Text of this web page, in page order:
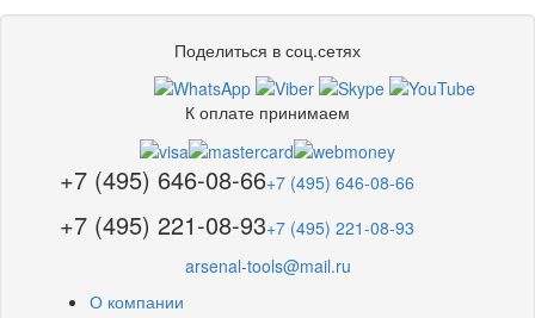
Поделиться в соц.сетях
К оплате принимаем
+7 (495) 646-08-66+7 (495) 646-08-66
+7 (495) 221-08-93+7 (495) 221-08-93
arsenal-tools@mail.ru
О компании